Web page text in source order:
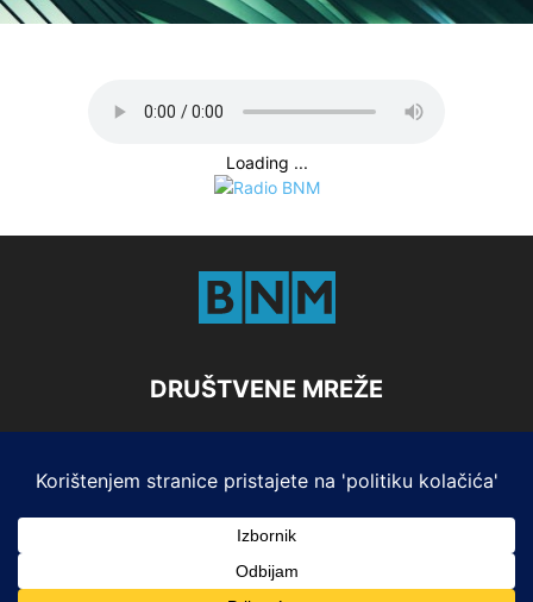
Loading ...
DRUŠTVENE MREŽE
Impresum i Pristup informacijama